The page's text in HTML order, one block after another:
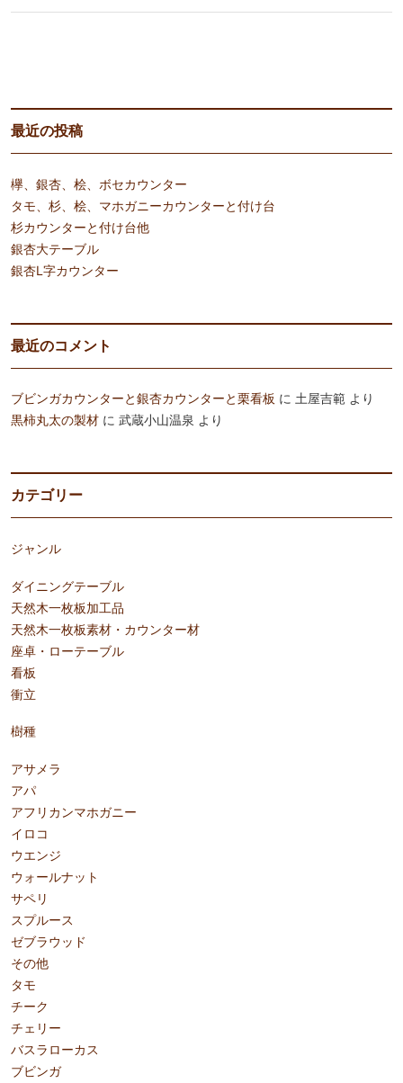
最近の投稿
欅、銀杏、桧、ボセカウンター
タモ、杉、桧、マホガニーカウンターと付け台
杉カウンターと付け台他
銀杏大テーブル
銀杏L字カウンター
最近のコメント
ブビンガカウンターと銀杏カウンターと栗看板 に 土屋吉範 より
黒柿丸太の製材 に 武蔵小山温泉 より
カテゴリー
ジャンル
ダイニングテーブル
天然木一枚板加工品
天然木一枚板素材・カウンター材
座卓・ローテーブル
看板
衝立
樹種
アサメラ
アパ
アフリカンマホガニー
イロコ
ウエンジ
ウォールナット
サペリ
スプルース
ゼブラウッド
その他
タモ
チーク
チェリー
バスラローカス
ブビンガ